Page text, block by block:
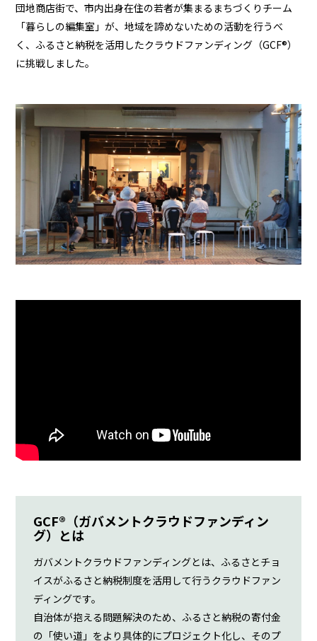
団地商店街で、市内出身在住の若者が集まるまちづくりチーム
「暮らしの編集室」が、地域を諦めないための活動を行うべ
く、ふるさと納税を活用したクラウドファンディング（GCF®︎）
に挑戦しました。
GCF®︎（ガバメントクラウドファンディン
グ）とは
ガバメントクラウドファンディングとは、ふるさとチョ
イスがふるさと納税制度を活用して行うクラウドファン
ディングです。
自治体が抱える問題解決のため、ふるさと納税の寄付金
の「使い道」をより具体的にプロジェクト化し、そのプ